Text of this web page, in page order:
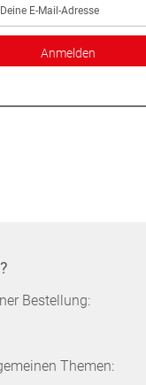
Anmelden
Bestellung:
Themen: